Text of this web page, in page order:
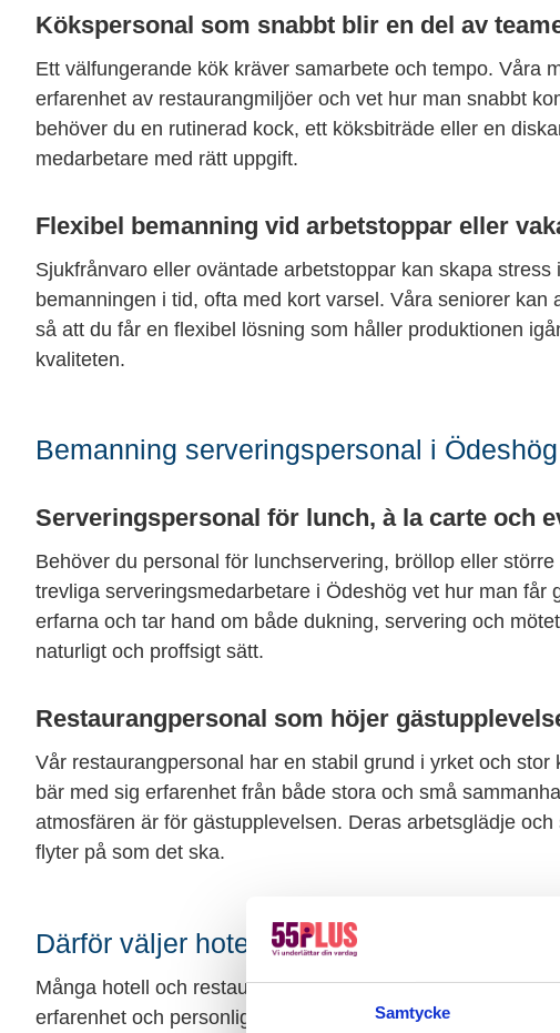
Samtycke
Kökspersonal som snabbt blir en del av
Ett välfungerande kök kräver samarbete och tempo. Våra
erfarenhet av restaurangmiljöer och vet hur man snabbt
behöver du en rutinerad kock, ett köksbiträde eller en
medarbetare med rätt uppgift.
Flexibel bemanning vid arbetstoppar eller
Sjukfrånvaro eller oväntade arbetstoppar kan skapa
bemanningen i tid, ofta med kort varsel. Våra seniorer kan
så att du får en flexibel lösning som håller produktionen
kvaliteten.
Bemanning serveringspersonal i
Serveringspersonal för lunch, à la carte och
Behöver du personal för lunchservering, bröllop eller
trevliga serveringsmedarbetare i Ödeshög vet hur man får
erfarna och tar hand om både dukning, servering och
naturligt och proffsigt sätt.
Restaurangpersonal som höjer
Vår restaurangpersonal har en stabil grund i yrket och stor
bär med sig erfarenhet från både stora och små
atmosfären är för gästupplevelsen. Deras arbetsglädje
flyter på som det ska.
Därför väljer hotell och restauranger 55Plus
Många hotell och restauranger i Ödeshög anlitar oss på
erfarenhet och personliga bemötande. Vi erbjuder